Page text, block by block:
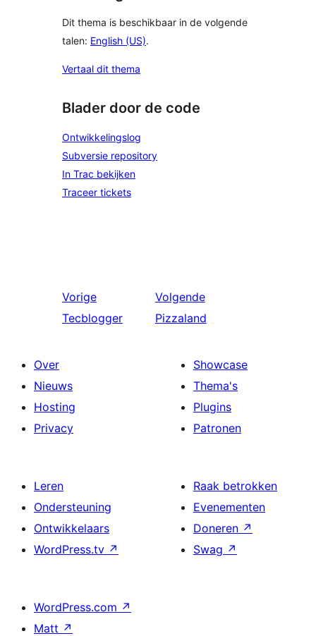
Dit thema is beschikbaar in de volgende
talen: English (US).
Vertaal dit thema
Blader door de code
Ontwikkelingslog
Subversie repository
In Trac bekijken
Traceer tickets
Vorige
Tecblogger
Volgende
Pizzaland
Over
Nieuws
Hosting
Privacy
Showcase
Thema's
Plugins
Patronen
Leren
Ondersteuning
Ontwikkelaars
WordPress.tv ↗
Raak betrokken
Evenementen
Doneren ↗
Swag ↗
WordPress.com ↗
Matt ↗